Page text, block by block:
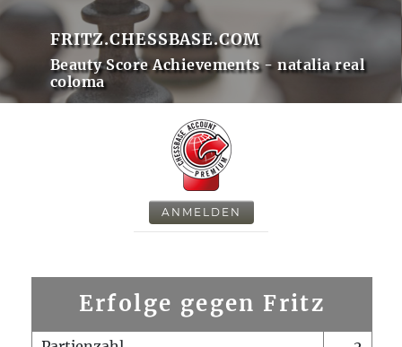
FRITZ.CHESSBASE.COM
Beauty Score Achievements - natalia real
coloma
ANMELDEN
Erfolge gegen Fritz